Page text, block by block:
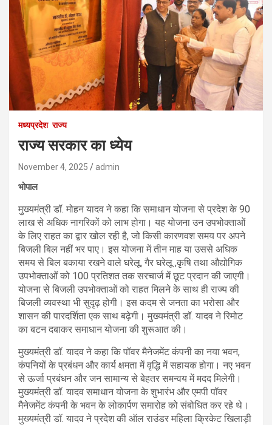
मध्यप्रदेश राज्य
राज्य सरकार का ध्येय
November 4, 2025 admin
भोपाल
मुख्यमंत्री डॉ. मोहन यादव ने कहा कि समाधान योजना से प्रदेश के 90
लाख से अधिक नागरिकों को लाभ होगा। यह योजना उन उपभोक्ताओं
के लिए राहत का द्वार खोल रही है, जो किसी कारणवश समय पर अपने
बिजली बिल नहीं भर पाए। इस योजना में तीन माह या उससे अधिक
समय से बिल बकाया रखने वाले घरेलू, गैर घरेलू ,कृषि तथा औद्योगिक
उपभोक्ताओं को 100 प्रतिशत तक सरचार्ज में छूट प्रदान की जाएगी।
योजना से बिजली उपभोक्ताओं को राहत मिलने के साथ ही राज्य की
बिजली व्यवस्था भी सुदृढ़ होगी। इस कदम से जनता का भरोसा और
शासन की पारदर्शिता एक साथ बढ़ेगी। मुख्यमंत्री डॉ. यादव ने रिमोट
का बटन दबाकर समाधान योजना की शुरूआत की।
मुख्यमंत्री डॉ. यादव ने कहा कि पॉवर मैनेजमेंट कंपनी का नया भवन,
कंपनियों के प्रबंधन और कार्य क्षमता में वृद्धि में सहायक होगा। नए भवन
से ऊर्जा प्रबंधन और जन सामान्य से बेहतर समन्वय में मदद मिलेगी।
मुख्यमंत्री डॉ. यादव समाधान योजना के शुभारंभ और एमपी पॉवर
मैनेजमेंट कंपनी के भवन के लोकार्पण समारोह को संबोधित कर रहे थे।
मुख्यमंत्री डॉ. यादव ने प्रदेश की ऑल राउंडर महिला क्रिकेट खिलाड़ी